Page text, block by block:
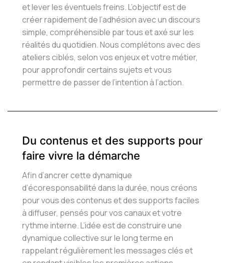
et lever les éventuels freins. L’objectif est de
créer rapidement de l’adhésion avec un discours
simple, compréhensible par tous et axé sur les
réalités du quotidien. Nous complétons avec des
ateliers ciblés, selon vos enjeux et votre métier,
pour approfondir certains sujets et vous
permettre de passer de l’intention à l’action.
Du contenus et des supports pour
faire vivre la démarche
Afin d’ancrer cette dynamique
d’écoresponsabilité dans la durée, nous créons
pour vous des contenus et des supports faciles
à diffuser, pensés pour vos canaux et votre
rythme interne. L’idée est de construire une
dynamique collective sur le long terme en
rappelant régulièrement les messages clés et